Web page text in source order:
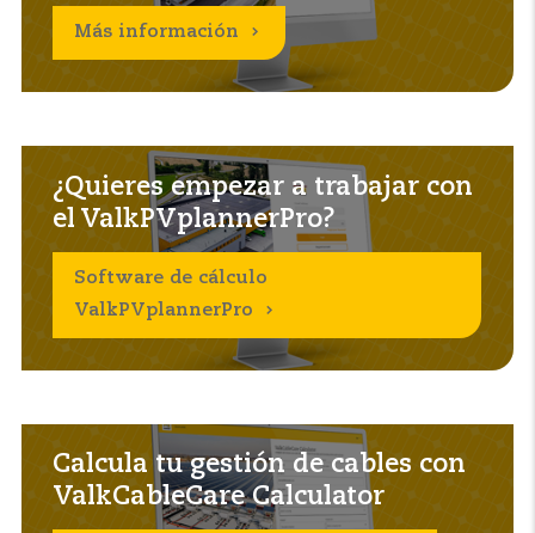
Más información
¿Quieres empezar a trabajar con
el ValkPVplannerPro?
Software de cálculo
ValkPVplannerPro
Calcula tu gestión de cables con
ValkCableCare Calculator